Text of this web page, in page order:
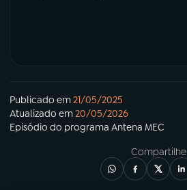
Publicado em21/05/2025
Atualizado em20/05/2026
Episódio do programa Antena MEC
Compartilhe